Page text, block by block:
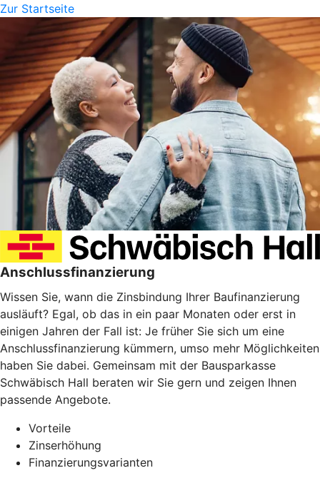
Zur Startseite
Anschlussfinanzierung
Wissen Sie, wann die Zinsbindung Ihrer Baufinanzierung
ausläuft? Egal, ob das in ein paar Monaten oder erst in
einigen Jahren der Fall ist: Je früher Sie sich um eine
Anschlussfinanzierung kümmern, umso mehr Möglichkeiten
haben Sie dabei. Gemeinsam mit der Bausparkasse
Schwäbisch Hall beraten wir Sie gern und zeigen Ihnen
passende Angebote.
Vorteile
Zinserhöhung
Finanzierungsvarianten